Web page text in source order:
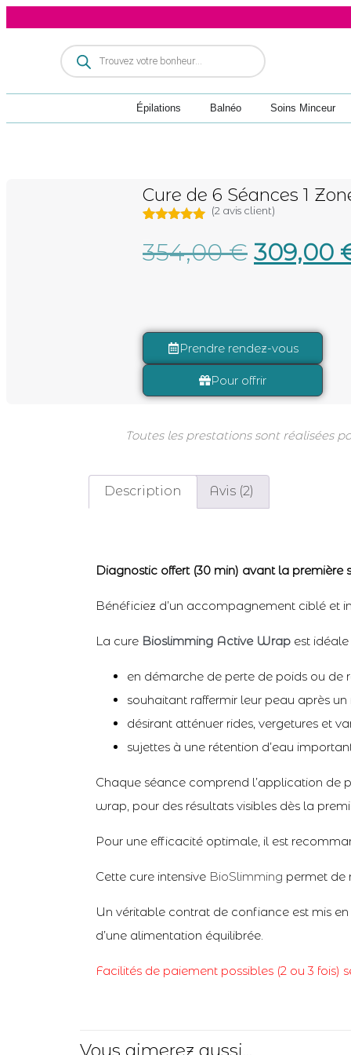
Épilations Balnéo Soins Minceur
Cure de 6 Séances 1
sur 5
basé sur
notations
(2 avis client)
354,00€ 309,00
Prendre rendez-vous
Pour offrir
Toutes les prestations sont réalisées
Description Avis (2)
Diagnostic offert (30 min) avant la première
Bénéficiez d’un accompagnement ciblé et
La cure Bioslimming Active Wrap est
en démarche de perte de poids ou de
souhaitant raffermir leur peau après
désirant atténuer rides, vergetures et
sujettes à une rétention d’eau
Chaque séance comprend l’application de
wrap, pour des résultats visibles dès la
Pour une efficacité optimale, il est
Cette cure intensive BioSlimming permet de
Un véritable contrat de confiance est mis
d’une alimentation équilibrée.
Facilités de paiement possibles (2 ou 3